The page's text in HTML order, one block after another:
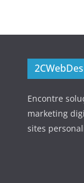
Encontre
marketing
sites